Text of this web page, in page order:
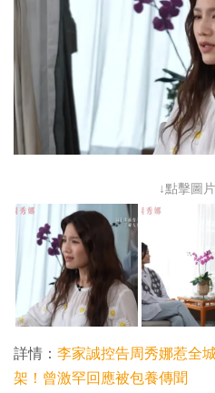
↓點擊圖
詳情： 李家誠控告周秀娜惹全
架！曾激罕回應被包養傳聞